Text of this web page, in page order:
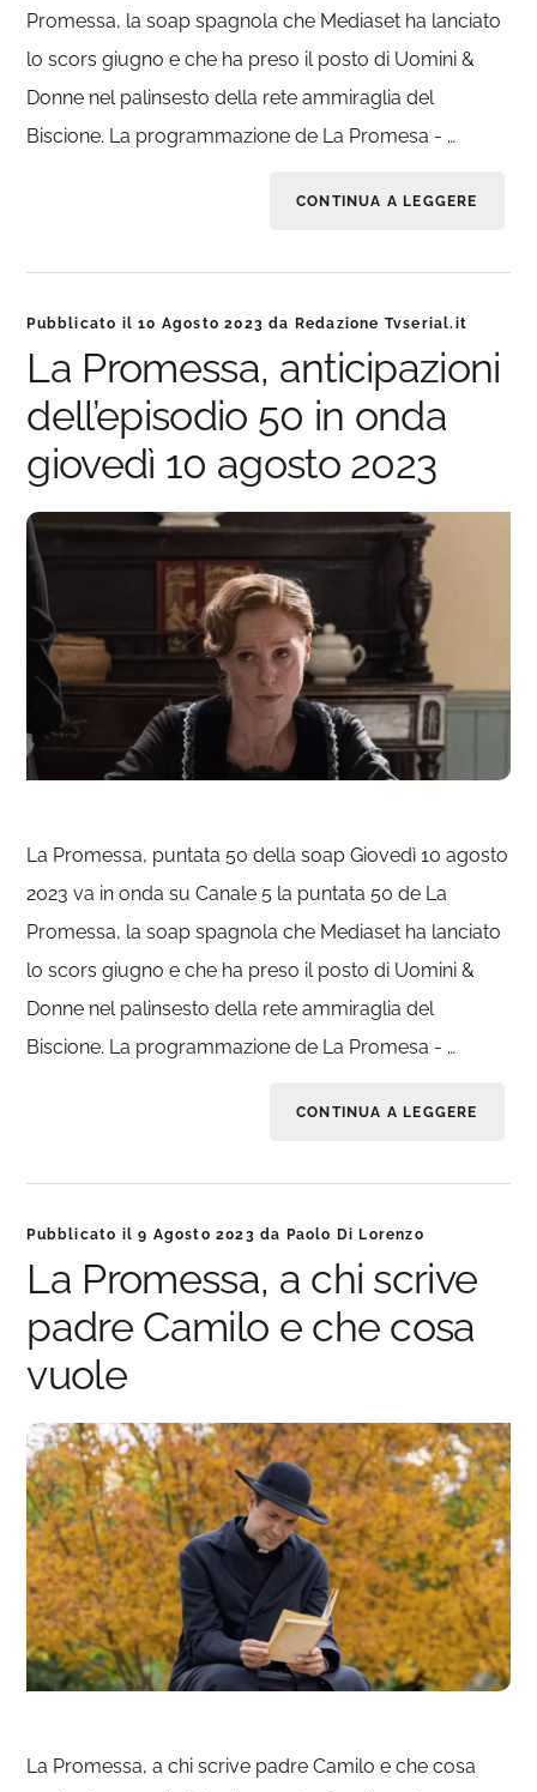
Promessa, la soap spagnola che Mediaset ha lanciato
lo scors giugno e che ha preso il posto di Uomini &
Donne nel palinsesto della rete ammiraglia del
Biscione. La programmazione de La Promesa - …
CONTINUA A LEGGERE
Pubblicato il10 Agosto 2023 da Redazione Tvserial.it
La Promessa, anticipazioni
dell’episodio 50 in onda
giovedì 10 agosto 2023
La Promessa, puntata 50 della soap Giovedì 10 agosto
2023 va in onda su Canale 5 la puntata 50 de La
Promessa, la soap spagnola che Mediaset ha lanciato
lo scors giugno e che ha preso il posto di Uomini &
Donne nel palinsesto della rete ammiraglia del
Biscione. La programmazione de La Promesa - …
CONTINUA A LEGGERE
Pubblicato il9 Agosto 2023 da Paolo Di Lorenzo
La Promessa, a chi scrive
padre Camilo e che cosa
vuole
La Promessa, a chi scrive padre Camilo e che cosa